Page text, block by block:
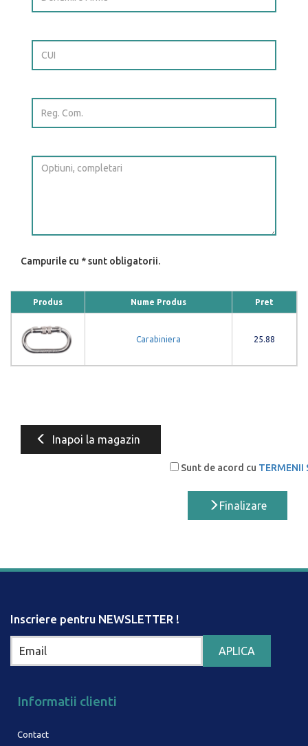
Campurile cu * sunt obligatorii.
Produs Nume Produs Pret
Carabiniera 25.88
Inapoi la magazin
Sunt de acord cu TERMENII
Finalizare
Inscriere pentru NEWSLETTER !
Informatii clienti
Contact